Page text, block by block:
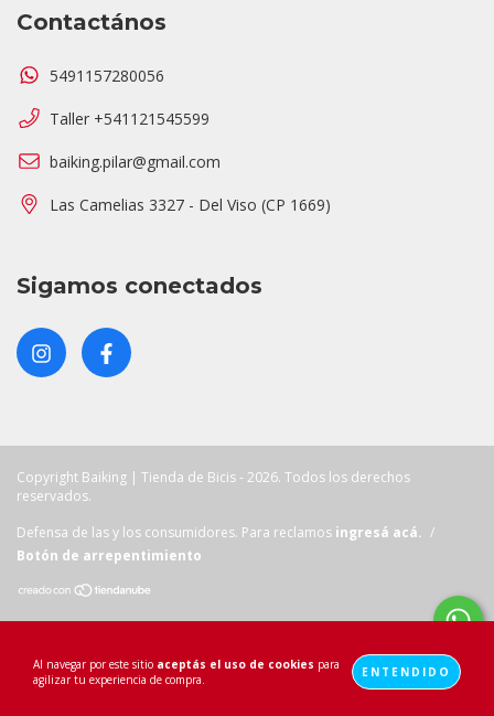
Al navegar por este sitio aceptás el uso de cookies para
agilizar tu experiencia de compra.
ENTENDIDO
Contactános
5491157280056
Taller +541121545599
baiking.pilar@gmail.com
Las Camelias 3327 - Del Viso (CP 1669)
Sigamos conectados
Copyright Baiking | Tienda de Bicis - 2026. Todos los derechos
reservados.
Defensa de las y los consumidores. Para reclamos ingresá acá. /
Botón de arrepentimiento